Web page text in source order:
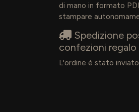
di mano in formato
stampare
Spedizione
confezioni regalo
L'ordine è stato